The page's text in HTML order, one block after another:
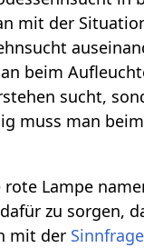
mit der
beim
sucht,
muss man
Lampe
zu sorgen,
mit der Sinnfrage